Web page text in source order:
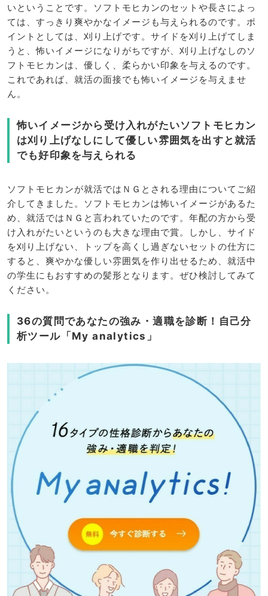
いということです。ソフトモヒカンのセットや長さによっ
ては、すっきり爽やかなイメージも与えられるのです。ポ
イントとしては、刈り上げです。サイドを刈り上げてしま
うと、怖いイメージになりがちですが、刈り上げなしのソ
フトモヒカンは、優しく、柔らかい印象を与えるのです。
これであれば、就活の面接でも怖いイメージを与えませ
ん。
怖いイメージから受け入れがたいソフトモヒカン
は刈り上げなしにして優しい雰囲気を出すと就活
でも好印象を与えられる
ソフトモヒカンが就活ではＮＧとされる理由についてご紹
介してきました。ソフトモヒカンは怖いイメージがあるた
め、就活ではＮＧと言われていたのです。年配の方から受
け入れがたいというのも大きな理由で賞。しかし、サイド
を刈り上げない、トップを高くし過ぎないセットの仕方に
すると、爽やかな優しい雰囲気を作り出せるため、就活中
の学生にもおすすめの髪形となります。ぜひ検討してみて
ください。
36の質問であなたの強み・適職を診断！自己分
析ツール「My analytics」